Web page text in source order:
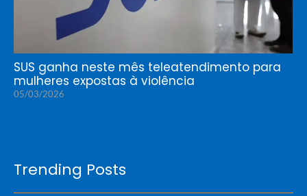
SUS ganha neste mês teleatendimento para
mulheres expostas à violência
05/03/2026
Trending Posts